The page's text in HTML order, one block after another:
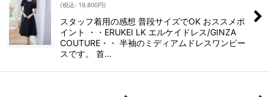
(税込 : 19,800円)
スタッフ着用の感想 普段サイズでOK おススメポ
イント ・・ERUKEI LK エルケイドレス/GINZA
COUTURE・・ 半袖のミディアムドレスワンピー
スです。 首…